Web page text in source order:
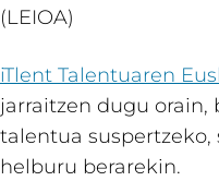
(LEIOA)
iTlent Talentuaren
jarraitzen dugu orain,
talentua
helburu berarekin.